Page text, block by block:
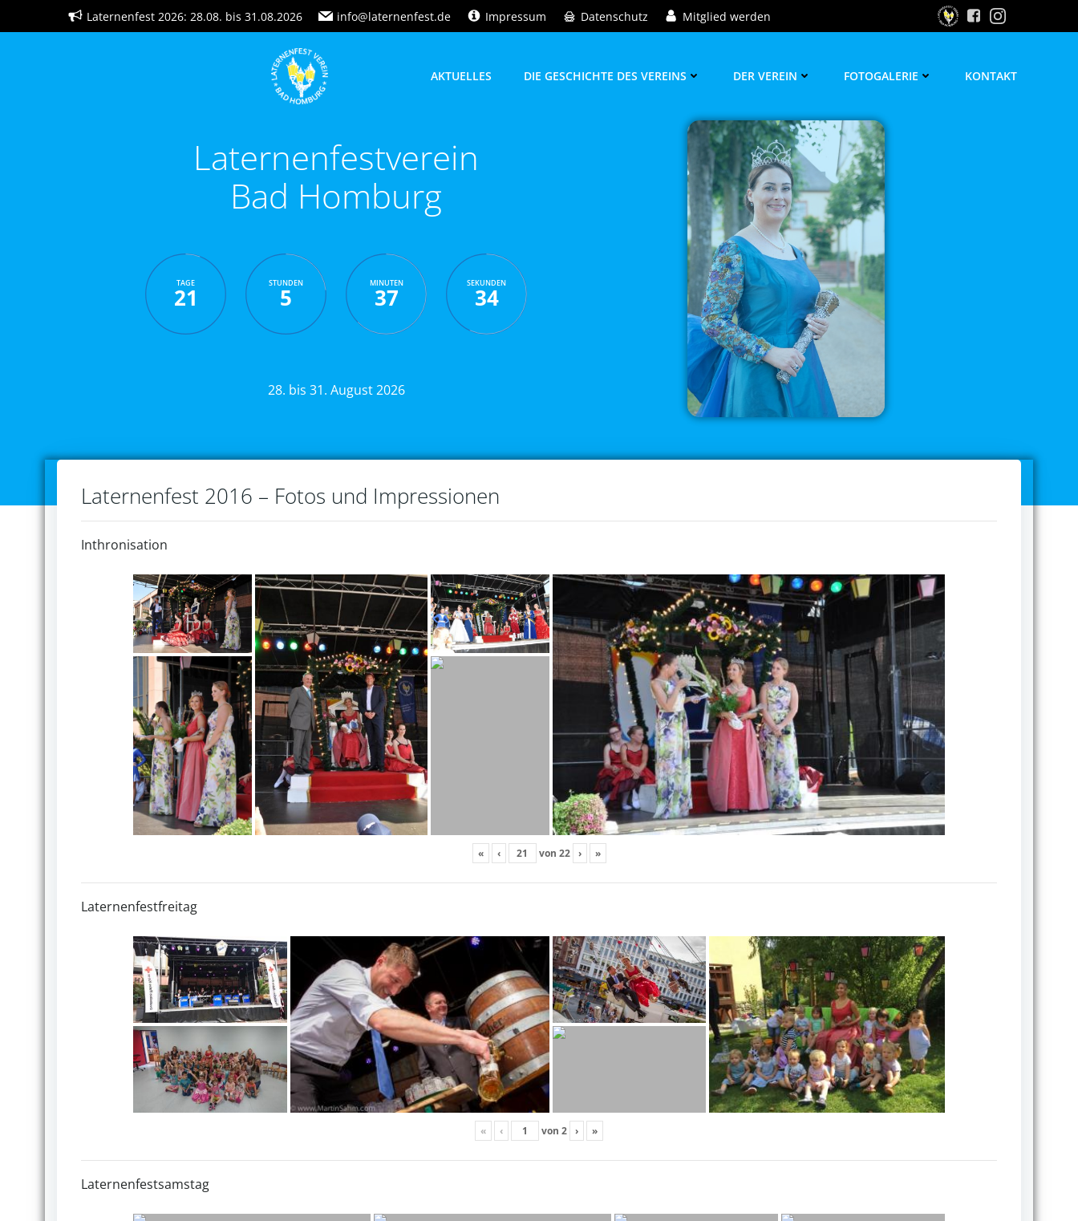
Inhalt
Laternenfest 2026: 28.08. bis 31.08.2026 info@laternenfest.de Impressum Datenschutz Mitglied werden
AKTUELLES DIE GESCHICHTE DES VEREINS DER VEREIN FOTOGALERIE KONTAKT
Laternenfestverein
Bad Homburg
TAGE
21
STUNDEN
5
MINUTEN
37
SEKUNDEN
32
28. bis 31. August 2026
Laternenfest 2016 – Fotos und Impressionen
Inthronisation
« ‹ von 22 › »
Laternenfestfreitag
« ‹ von 2 › »
Laternenfestsamstag